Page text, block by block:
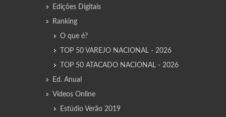
Edições Digitais
Ranking
O que é?
TOP 50 VAREJO NACIONAL - 2026
TOP 50 ATACADO NACIONAL - 2026
Ed. Anual
Vídeos Online
Estúdio Verão 2019